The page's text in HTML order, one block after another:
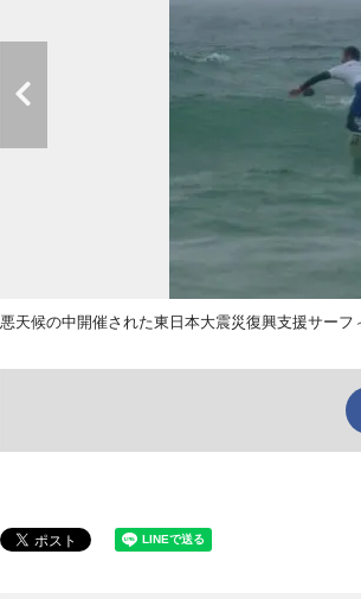
悪天候の中開催された東日本大震災復興支援サー